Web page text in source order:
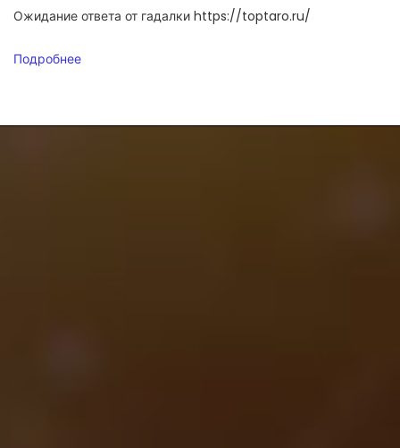
Ожидание ответа от гадалки https://toptaro.ru/
Подробнее